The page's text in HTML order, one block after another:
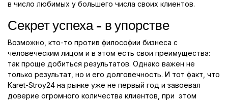
в число любимых у большего числа своих клиентов.
Секрет успеха - в упорстве
Возможно, кто-то против философии бизнеса с
человеческим лицом и в этом есть свои преимущества:
так проще добиться результатов. Однако важен не
только результат, но и его долговечность. И тот факт, что
Karet-Stroy24 на рынке уже не первый год и завоевал
доверие огромного количества клиентов, при этом